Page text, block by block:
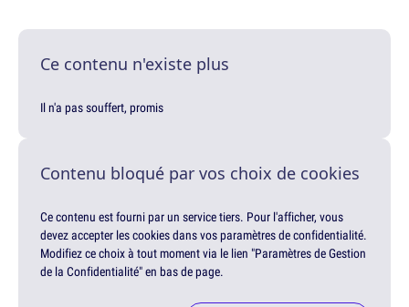
Ce contenu n'existe plus
Il n'a pas souffert, promis
Contenu bloqué par vos choix de cookies
Ce contenu est fourni par un service tiers. Pour l'afficher, vous
devez accepter les cookies dans vos paramètres de confidentialité.
Modifiez ce choix à tout moment via le lien "Paramètres de Gestion
de la Confidentialité" en bas de page.